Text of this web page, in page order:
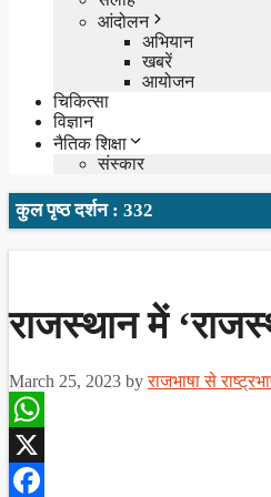
आंदोलन
अभियान
खबरें
आयोजन
चिकित्सा
विज्ञान
नैतिक शिक्षा
संस्कार
कुल पृष्ठ दर्शन : 332
राजस्थान में
March 25, 2023 byराजभाषा से
WhatsApp
X